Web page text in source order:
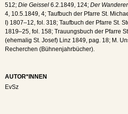
512; Die Geissel 6.2.1849, 124; Der Wanderer
4, 10.5.1849, 4; Taufbuch der Pfarre St.
I) 1807–12, fol. 318; Taufbuch der Pfarre St.
1819–25, fol. 158; Trauungsbuch der Pfarre
(ehemalig St. Josef) Linz 1849, pag. 18; M.
Recherchen (Bühnenjahrbücher).
AUTOR*INNEN
EvSz